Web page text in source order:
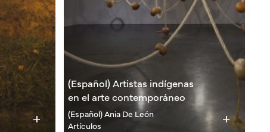
add
(Español) Artistas indígenas
en el arte contemporáneo
(Español) Ania De León
Artículos
add